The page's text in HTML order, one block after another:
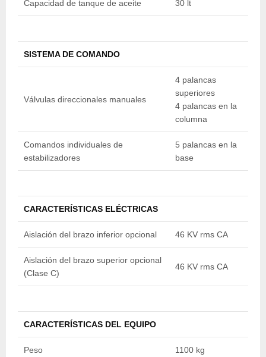
Capacidad de tanque de aceite 30 lt
SISTEMA DE COMANDO
Válvulas direccionales manuales
4 palancas
superiores
4 palancas en la
columna
Comandos individuales de
estabilizadores
5 palancas en la
base
CARACTERÍSTICAS ELÉCTRICAS
Aislación del brazo inferior opcional 46 KV rms CA
Aislación del brazo superior opcional
(Clase C)
46 KV rms CA
CARACTERÍSTICAS DEL EQUIPO
Peso 1100 kg